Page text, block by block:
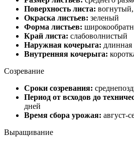
Поверхность листа:
Окраска листьев: зеленый
Форма листьев:
Край листа: слабоволнистый
Наружная кочерыга: длинная
Внутренняя кочерыга:
Созревание
Сроки созревания:
Период от всходов до
дней
Время сбора урожая: август-
Выращивание